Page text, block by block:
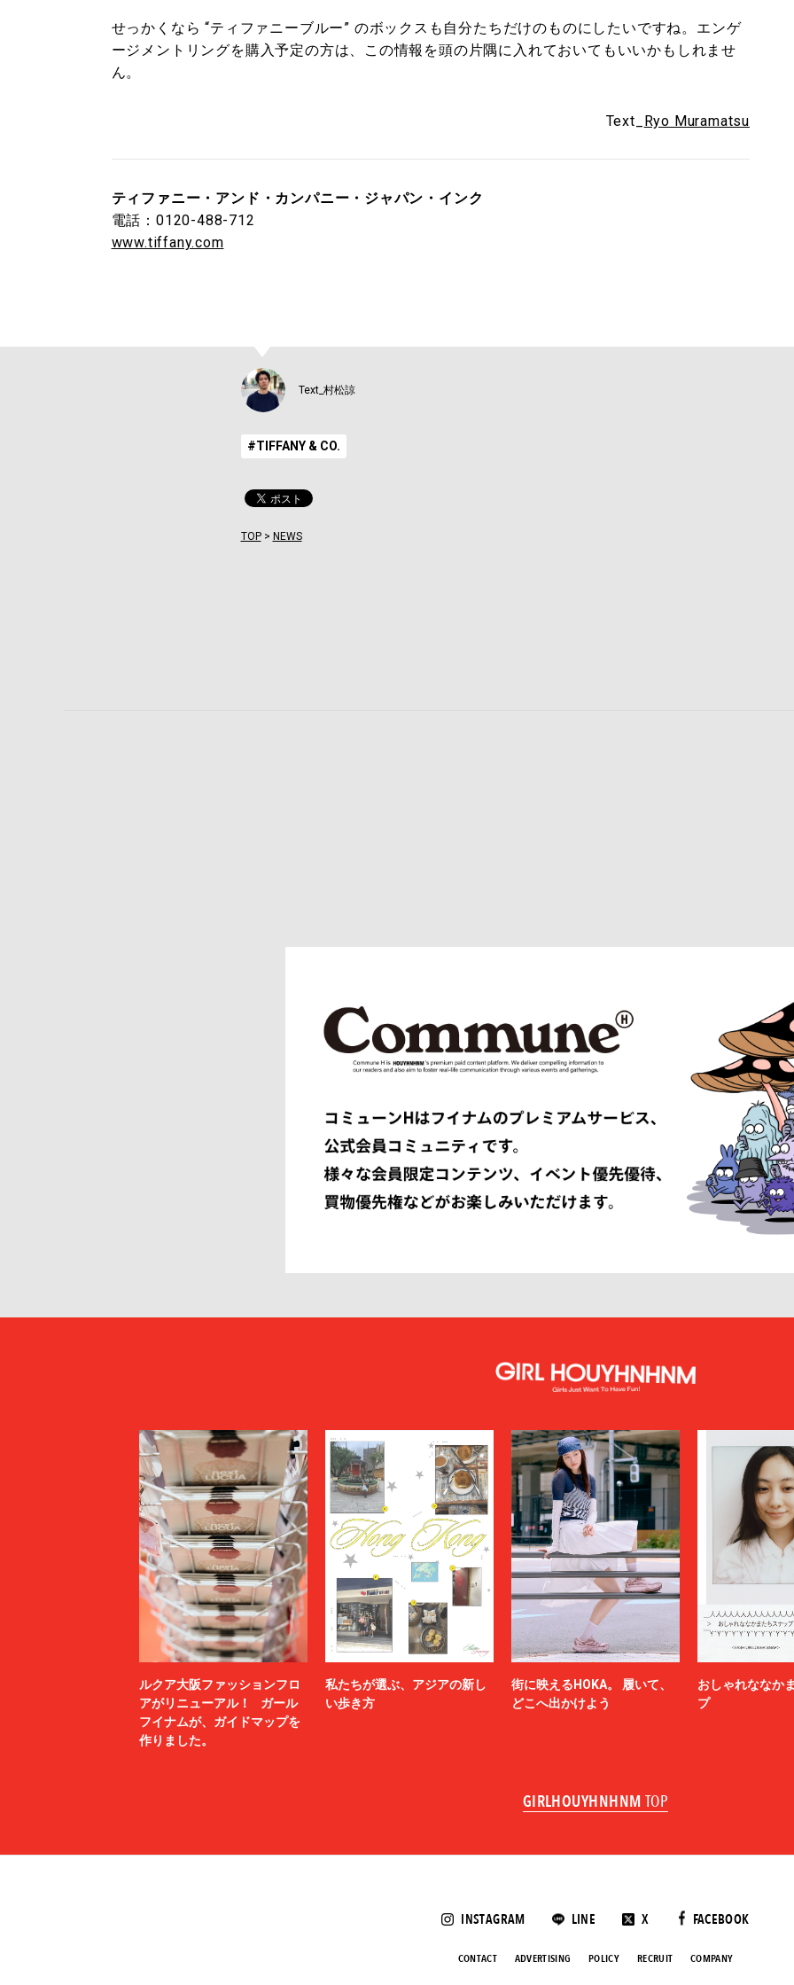
せっかくなら “ティファニーブルー” のボックスも自分たちだけのものにしたいですね。エンゲ
ージメントリングを購入予定の方は、この情報を頭の片隅に入れておいてもいいかもしれませ
ん。
Text_ Ryo Muramatsu
ティファニー・アンド・カンパニー・ジャパン・インク
電話：0120-488-712
www.tiffany.com
Text_村松諒
#TIFFANY & CO.
TOP> NEWS
ルクア大阪ファッションフロ
アがリニューアル！ ガール
フイナムが、ガイドマップを
作りました。
私たちが選ぶ、アジアの新し
い歩き方
街に映えるHOKA。 履いて、
どこへ出かけよう
おしゃれななか
プ
GIRLHOUYHNHNM TOP
INSTAGRAM LINE X FACEBOOK
CONTACT ADVERTISING POLICY RECRUIT COMPANY